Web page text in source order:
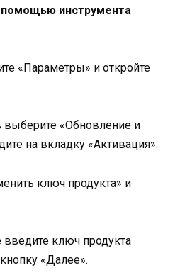
инструмента
«Параметры» и откройте
выберите «Обновление и
на вкладку «Активация».
ключ продукта» и
ключ продукта
«Далее».